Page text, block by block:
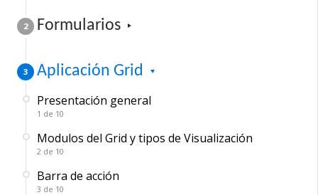
2 F​ormularios
3 Aplicación ​G​rid
Presentación general
1 de 10
Modulos del Grid y tipos de Visualización
2 de 10
Barra de acción
3 de 10